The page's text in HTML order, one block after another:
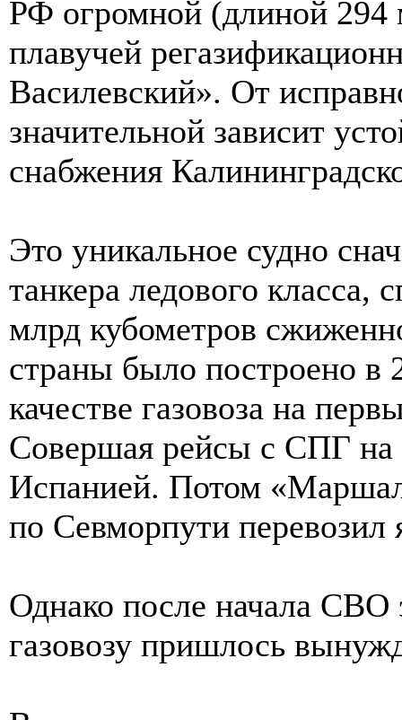
РФ огромной (длиной 294
плавучей
Василевский». От
значительной зависит
снабжения
Это уникальное судно
танкера ледового класса,
млрд кубометров
страны было построено
качестве газовоза на
Совершая рейсы с СПГ
Испанией. Потом «Маршал
по Севморпути
Однако после начала СВО
газовозу пришлось